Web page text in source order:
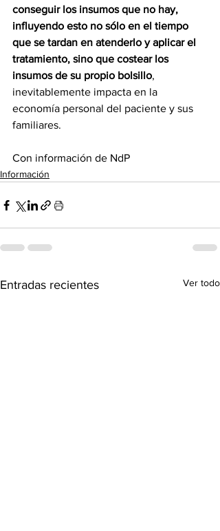
conseguir los insumos que no hay,
influyendo esto no sólo en el tiempo
que se tardan en atenderlo y aplicar el
tratamiento, sino que costear los
insumos de su propio bolsillo,
inevitablemente impacta en la
economía personal del paciente y sus
familiares.
Con información de NdP
Información
Entradas recientes Ver todo